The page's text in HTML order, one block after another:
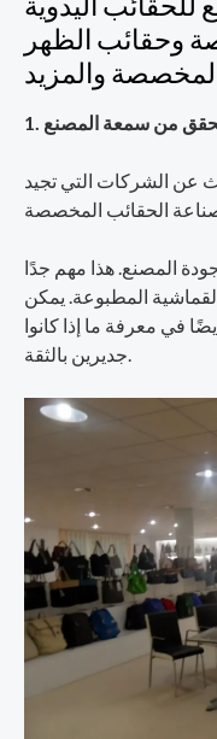
وحقائب الظهر
والمزيد
عن الشركات التي تجيد
المصنع. هذا مهم جدًا
المطبوعة. يمكن
في معرفة ما إذا كانوا
جديرين بالثقة.